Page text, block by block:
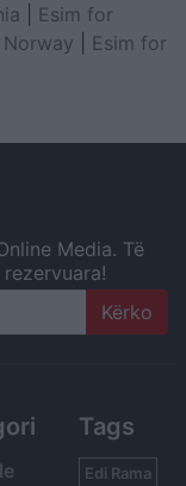
Esim for
Esim for
Media. Të
Tags
Edi Rama